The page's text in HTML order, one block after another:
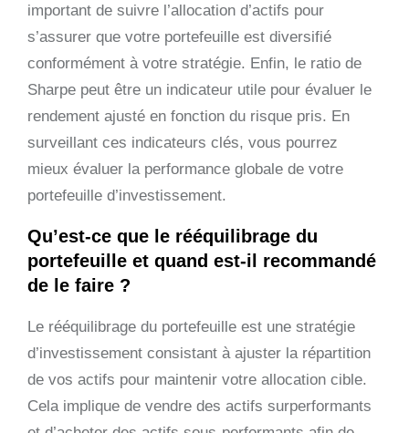
important de suivre l’allocation d’actifs pour
s’assurer que votre portefeuille est diversifié
conformément à votre stratégie. Enfin, le ratio de
Sharpe peut être un indicateur utile pour évaluer le
rendement ajusté en fonction du risque pris. En
surveillant ces indicateurs clés, vous pourrez
mieux évaluer la performance globale de votre
portefeuille d’investissement.
Qu’est-ce que le rééquilibrage du
portefeuille et quand est-il recommandé
de le faire ?
Le rééquilibrage du portefeuille est une stratégie
d’investissement consistant à ajuster la répartition
de vos actifs pour maintenir votre allocation cible.
Cela implique de vendre des actifs surperformants